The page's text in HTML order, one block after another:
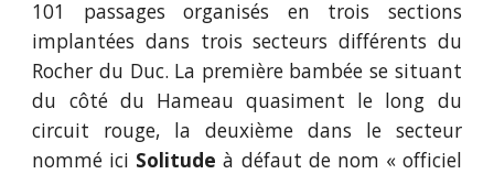
101 passages organisés en trois sections
implantées dans trois secteurs différents du
Rocher du Duc. La première bambée se situant
du côté du Hameau quasiment le long du
circuit rouge, la deuxième dans le secteur
nommé ici Solitude à défaut de nom « officiel